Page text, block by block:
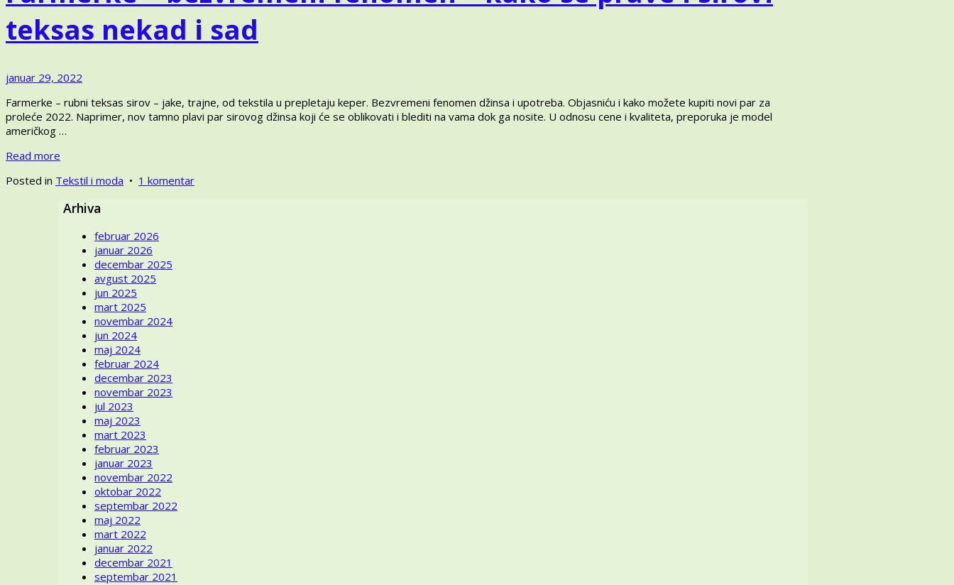
teksas nekad i sad
januar 29, 2022
2024
Farmerke – rubni teksas sirov – jake, trajne, od tekstila u prepletaju keper. Bezvremeni fenomen džinsa i upotreba. Objasniću i kako možete kupiti novi par za
proleće 2022. Naprimer, nov tamno plavi par sirovog džinsa koji će se oblikovati i blediti na vama dok ga nosite. U odnosu cene i kvaliteta, preporuka je model
američkog …
Read more
Posted in Tekstil i moda • 1 komentarna
Arhiva
februar 2026
januar 2026
decembar 2025
avgust 2025
jun 2025
mart 2025
novembar 2024
jun 2024
maj 2024
februar 2024
decembar 2023
novembar 2023
jul 2023
maj 2023
mart 2023
februar 2023
januar 2023
novembar 2022
oktobar 2022
septembar 2022
maj 2022
mart 2022
januar 2022
decembar 2021
septembar 2021